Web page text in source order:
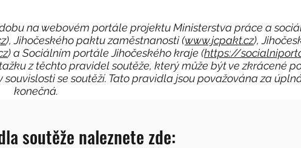
na webovém portále projektu Ministerstva práce a
), Jihočeského paktu zaměstnanosti (www.jcpakt.cz),
) a Sociálním portále Jihočeského kraje (https://
z těchto pravidel soutěže, který může být ve zkrácené
se soutěží. Tato pravidla jsou považována za
konečná.
soutěže naleznete zde: